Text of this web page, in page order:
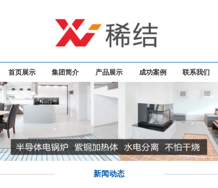
首页展示 集团简介 产品展示 成功案例 联系我们
新闻动态